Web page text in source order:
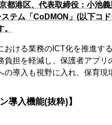
都港区、代表取締役：小池
テム「CoDMON」(以下コ
おける業務のICT化を推進す
負担を軽減し、保護者アプ
の導入も視野に入れ、保育現
導入機能(抜粋)】